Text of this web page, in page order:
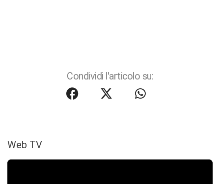
Condividi l'articolo su:
Web TV